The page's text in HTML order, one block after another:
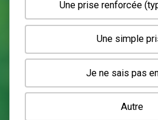
Une wallbox
Une wallbox en
Une prise